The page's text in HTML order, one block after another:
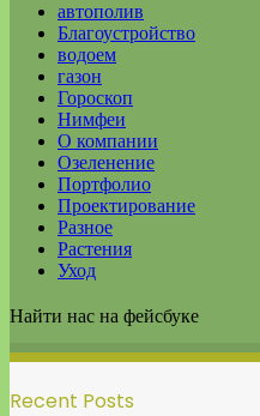
автополив
Благоустройство
водоем
газон
Гороскоп
Нимфеи
О компании
Озеленение
Портфолио
Проектирование
Разное
Растения
Уход
Найти нас на фейсбуке
Recent Posts